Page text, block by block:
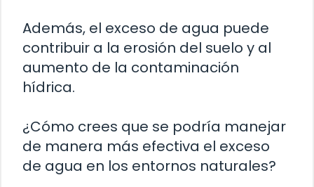
Además, el exceso de agua puede
contribuir a la erosión del suelo y al
aumento de la contaminación
hídrica.
¿Cómo crees que se podría manejar
de manera más efectiva el exceso
de agua en los entornos naturales?